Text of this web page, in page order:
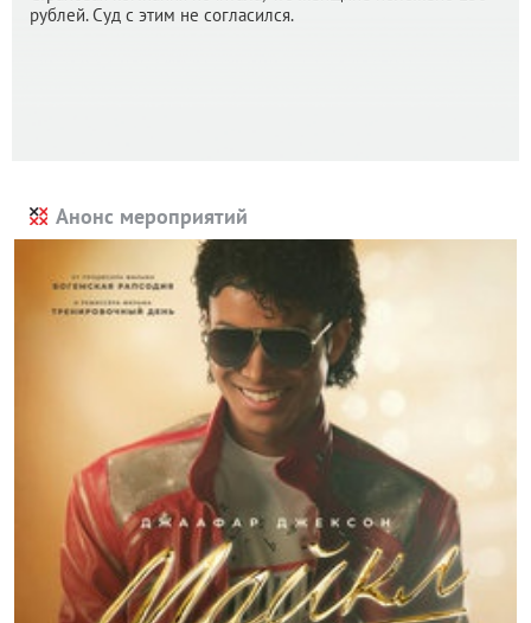
рублей. Суд с этим не согласился.
Анонс мероприятий